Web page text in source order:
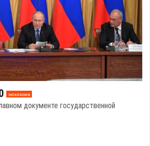
эксклюзив
документе государственной